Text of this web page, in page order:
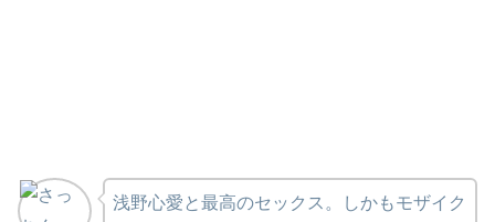
浅野心愛と最高のセックス。しかもモザイク